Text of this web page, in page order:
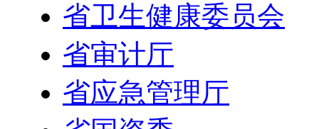
省卫生健康委员会
省审计厅
省应急管理厅